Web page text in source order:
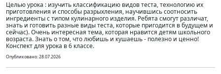
Целью урока : изучить классификацию видов теста, технологию их
приготовления и способы разрыхления, научившись соотносить
ингредиенты с типом кулинарного изделия. Ребята смогут различат,
знать и готовить разные виды теста, которые пригодится в будущем и
сейчас). Очень интересная тема, которая нравится детям школьного
возраста. Знать о том, что любишь и кушаешь - полезно и ценно!
Конспект для урока в 6 классе.
Опубликовано: 28.07.2026